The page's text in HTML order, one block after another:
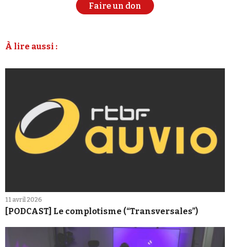
Faire un don
À lire aussi :
11 avril 2026
[PODCAST] Le complotisme (“Transversales”)